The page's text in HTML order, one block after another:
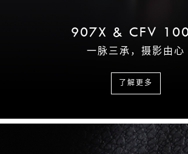
907X & CFV
一脉三承，摄影由心
了解更多